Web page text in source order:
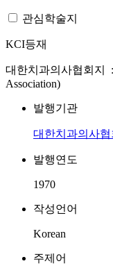
관심학술지
KCI등재
대한치과의사협회지 :
Association)
발행기관
대한치과의사협
발행연도
1970
작성언어
Korean
주제어